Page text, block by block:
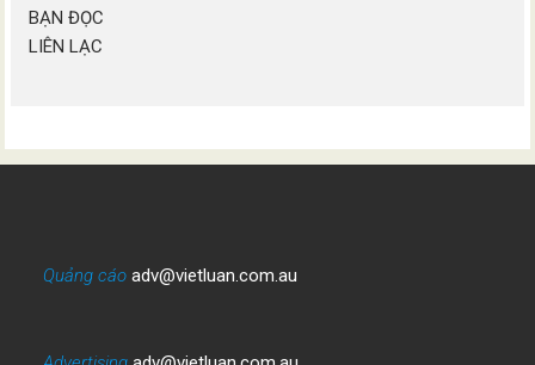
BẠN ĐỌC
LIÊN LẠC
Quảng cáo adv@vietluan.com.au